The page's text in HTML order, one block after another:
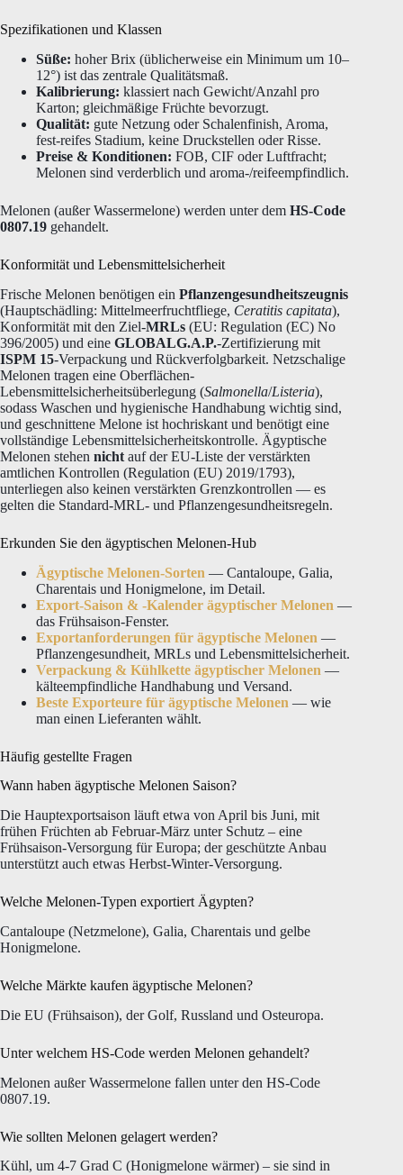
Spezifikationen und Klassen
Süße: hoher Brix (üblicherweise ein Minimum um 10–
12°) ist das zentrale Qualitätsmaß.
Kalibrierung: klassiert nach Gewicht/Anzahl pro
Karton; gleichmäßige Früchte bevorzugt.
Qualität: gute Netzung oder Schalenfinish, Aroma,
fest-reifes Stadium, keine Druckstellen oder Risse.
Preise & Konditionen: FOB, CIF oder Luftfracht;
Melonen sind verderblich und aroma-/reifeempfindlich.
Melonen (außer Wassermelone) werden unter dem HS-Code
0807.19 gehandelt.
Konformität und Lebensmittelsicherheit
Frische Melonen benötigen ein Pflanzengesundheitszeugnis
(Hauptschädling: Mittelmeerfruchtfliege, Ceratitis capitata),
Konformität mit den Ziel-MRLs (EU: Regulation (EC) No
396/2005) und eine GLOBALG.A.P.-Zertifizierung mit
ISPM 15-Verpackung und Rückverfolgbarkeit. Netzschalige
Melonen tragen eine Oberflächen-
Lebensmittelsicherheitsüberlegung (Salmonella/Listeria),
sodass Waschen und hygienische Handhabung wichtig sind,
und geschnittene Melone ist hochriskant und benötigt eine
vollständige Lebensmittelsicherheitskontrolle. Ägyptische
Melonen stehen nicht auf der EU-Liste der verstärkten
amtlichen Kontrollen (Regulation (EU) 2019/1793),
unterliegen also keinen verstärkten Grenzkontrollen — es
gelten die Standard-MRL- und Pflanzengesundheitsregeln.
Erkunden Sie den ägyptischen Melonen-Hub
Ägyptische Melonen-Sorten — Cantaloupe, Galia,
Charentais und Honigmelone, im Detail.
Export-Saison & -Kalender ägyptischer Melonen —
das Frühsaison-Fenster.
Exportanforderungen für ägyptische Melonen —
Pflanzengesundheit, MRLs und Lebensmittelsicherheit.
Verpackung & Kühlkette ägyptischer Melonen —
kälteempfindliche Handhabung und Versand.
Beste Exporteure für ägyptische Melonen — wie
man einen Lieferanten wählt.
Häufig gestellte Fragen
Wann haben ägyptische Melonen Saison?
Die Hauptexportsaison läuft etwa von April bis Juni, mit
frühen Früchten ab Februar-März unter Schutz – eine
Frühsaison-Versorgung für Europa; der geschützte Anbau
unterstützt auch etwas Herbst-Winter-Versorgung.
Welche Melonen-Typen exportiert Ägypten?
Cantaloupe (Netzmelone), Galia, Charentais und gelbe
Honigmelone.
Welche Märkte kaufen ägyptische Melonen?
Die EU (Frühsaison), der Golf, Russland und Osteuropa.
Unter welchem HS-Code werden Melonen gehandelt?
Melonen außer Wassermelone fallen unter den HS-Code
0807.19.
Wie sollten Melonen gelagert werden?
Kühl, um 4-7 Grad C (Honigmelone wärmer) – sie sind in